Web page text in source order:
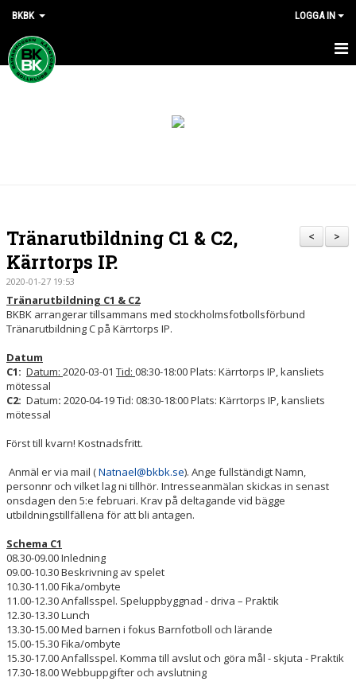
BKBK LOGGA IN
HEM
>
<
Tränarutbildning C1 & C2,
Kärrtorps IP.
2020-01-27 19:53
Tränarutbildning C1 & C2
BKBK arrangerar tillsammans med stockholmsfotbollsförbund
Tränarutbildning C på Kärrtorps IP.
Datum
C1: Datum: 2020-03-01 Tid: 08:30-18:00 Plats: Kärrtorps IP, kansliets
mötessal
C2: Datum: 2020-04-19 Tid: 08:30-18:00 Plats: Kärrtorps IP, kansliets
mötessal
Först till kvarn! Kostnadsfritt.
Anmäl er via mail (Natnael@bkbk.se). Ange fullständigt Namn,
personnr och vilket lag ni tillhör. Intresseanmälan skickas in senast
onsdagen den 5:e februari. Krav på deltagande vid bägge
utbildningstillfällena för att bli antagen.
Schema C1
08.30-09.00 Inledning
09.00-10.30 Beskrivning av spelet
10.30-11.00 Fika/ombyte
11.00-12.30 Anfallsspel. Speluppbyggnad - driva – Praktik
12.30-13.30 Lunch
13.30-15.00 Med barnen i fokus Barnfotboll och lärande
15.00-15.30 Fika/ombyte
15.30-17.00 Anfallsspel. Komma till avslut och göra mål - skjuta - Praktik
17.30-18.00 Webbuppgifter och avslutning